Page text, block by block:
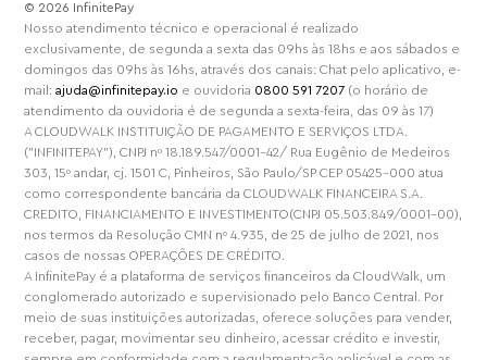
⁠© 2026 InfinitePay
Nosso atendimento técnico e operacional é realizado
exclusivamente, de segunda a sexta das 09hs às 18hs e aos sábados e
domingos das 09hs às 16hs, através dos canais: Chat pelo aplicativo, e-
mail:ajuda@infinitepay.io e ouvidoria 0800 591 7207 (o horário de
atendimento da ouvidoria é de segunda a sexta-feira, das 09 às 17)
A CLOUDWALK INSTITUIÇÃO DE PAGAMENTO E SERVIÇOS LTDA.
("INFINITEPAY"), CNPJ nº 18.189.547/0001-42/ Rua Eugênio de Medeiros
303, 15º andar, cj. 1501 C, Pinheiros, São Paulo/SP CEP 05425-000 atua
como correspondente bancária da CLOUDWALK FINANCEIRA S.A.
CREDITO, FINANCIAMENTO E INVESTIMENTO(CNPJ 05.503.849/0001-00),
nos termos da Resolução CMN nº 4.935, de 25 de julho de 2021, nos
casos de nossas OPERAÇÕES DE CRÉDITO.
A InfinitePay é a plataforma de serviços financeiros da CloudWalk, um
conglomerado autorizado e supervisionado pelo Banco Central. Por
meio de suas instituições autorizadas, oferece soluções para vender,
receber, pagar, movimentar seu dinheiro, acessar crédito e investir,